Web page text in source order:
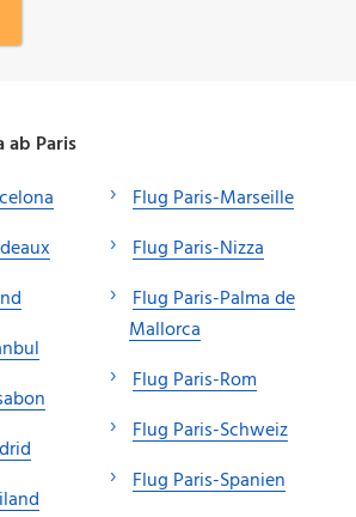
ab Paris
Flug Paris-Marseille
Flug Paris-Nizza
Flug Paris-Palma de
Mallorca
Flug Paris-Rom
Flug Paris-Schweiz
Flug Paris-Spanien